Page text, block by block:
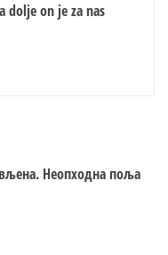
dolje on je za nas
Неопходна поља